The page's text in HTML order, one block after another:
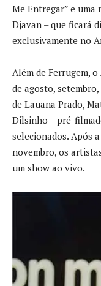
Me Entregar” e uma
Djavan – que ficará
exclusivamente no
Além de Ferrugem,
de agosto,
de Lauana Prado,
Dilsinho – pré-
selecionados. Após
novembro, os
um show ao vivo.